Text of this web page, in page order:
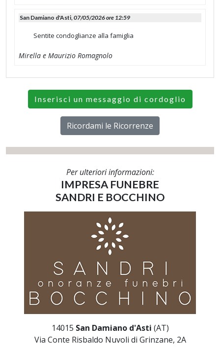
San Damiano d'Asti,07/05/2026 ore 12:59
Sentite condoglianze alla famiglia
Mirella e Maurizio Romagnolo
Inserisci un messaggio di cordoglio
Ricordami le Ricorrenze
Per ulteriori informazioni:
IMPRESA FUNEBRE
SANDRI E BOCCHINO
14015 San Damiano d'Asti (AT)
Via Conte Risbaldo Nuvoli di Grinzane, 2A